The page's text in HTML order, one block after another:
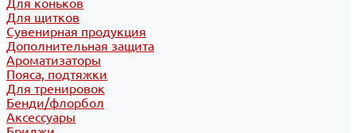
Для коньков
Для щитков
Сувенирная продукция
Дополнительная защита
Ароматизаторы
Пояса, подтяжки
Для тренировок
Бенди/флорбол
Аксессуары